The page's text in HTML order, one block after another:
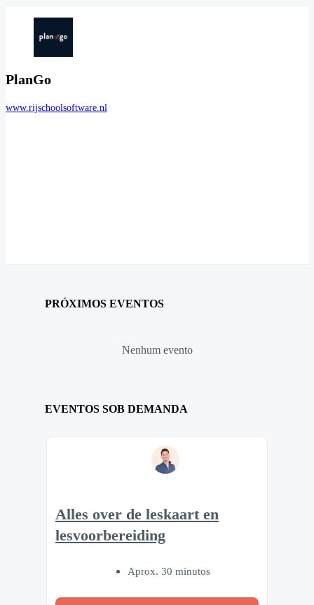
PlanGo
www.rijschoolsoftware.nl
PRÓXIMOS EVENTOS
Nenhum evento
EVENTOS SOB DEMANDA
Alles over de leskaart en
lesvoorbereiding
Aprox. 30 minutos